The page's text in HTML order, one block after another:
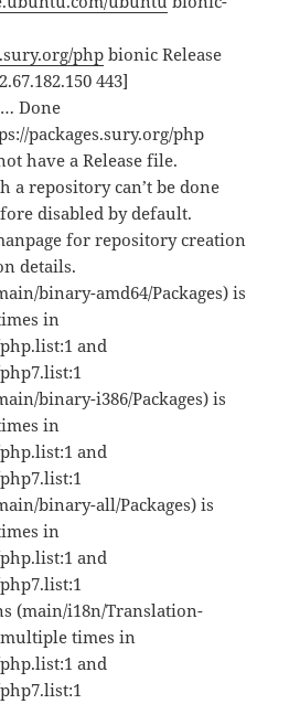
php bionic Release
443]
Done
packages.sury.org/php
have a Release file.
a repository can’t be done
disabled by default.
for repository creation
details.
binary-amd64/Packages) is
in
and
binary-i386/Packages) is
in
and
binary-all/Packages) is
in
and
(main/i18n/Translation-
times in
and